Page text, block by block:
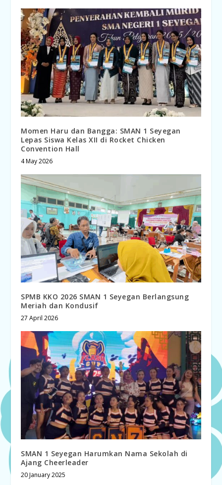
Momen Haru dan Bangga: SMAN 1 Seyegan
Lepas Siswa Kelas XII di Rocket Chicken
Convention Hall
4 May 2026
SPMB KKO 2026 SMAN 1 Seyegan Berlangsung
Meriah dan Kondusif
27 April 2026
SMAN 1 Seyegan Harumkan Nama Sekolah di
Ajang Cheerleader
20 January 2025